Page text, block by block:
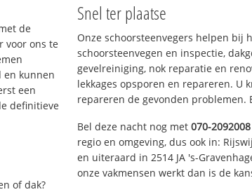
de
voor ons te
en kunnen
een
definitieve
of dak?
Snel ter plaatse
Onze schoorsteenvegers helpen bij
schoorsteenvegen en inspectie,
gevelreiniging, nok reparatie en
lekkages opsporen en repareren. U
repareren de gevonden problemen.
Bel deze nacht nog met 070-2092008
regio en omgeving, dus ook in:
en uiteraard in 2514 JA 's-
onze vakmensen werkt dan is de